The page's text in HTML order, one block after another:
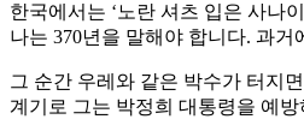
한국에서는 ‘노란 셔츠 입은 사나
나는 370년을 말해야 합니다. 과
그 순간 우레와 같은 박수가 터지
계기로 그는 박정희 대통령을 예